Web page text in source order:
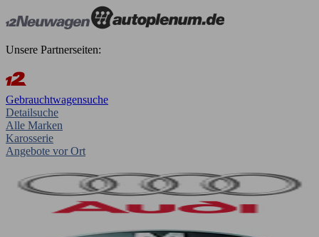
Unsere Partnerseiten:
Gebrauchtwagensuche
Detailsuche
Alle Marken
Karosserie
Angebote vor Ort